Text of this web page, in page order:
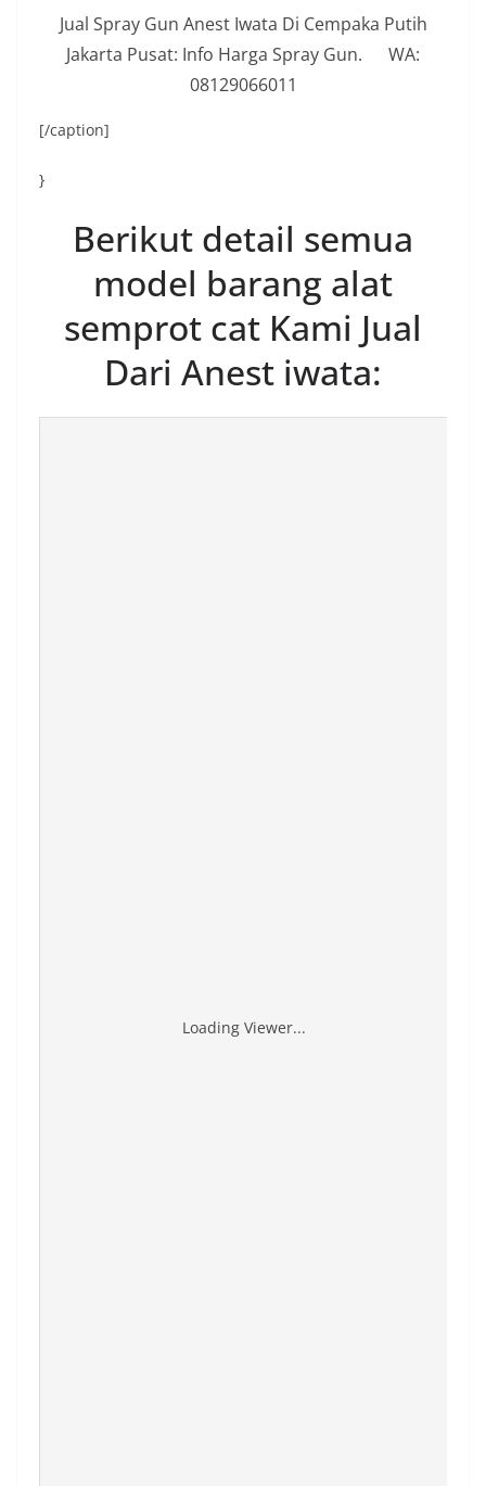
Jual Spray Gun Anest Iwata Di Cempaka Putih
Jakarta Pusat: Info Harga Spray Gun. WA:
08129066011
[/caption]
}
Berikut detail semua
model barang alat
semprot cat Kami Jual
Dari Anest iwata:
Loading Viewer...